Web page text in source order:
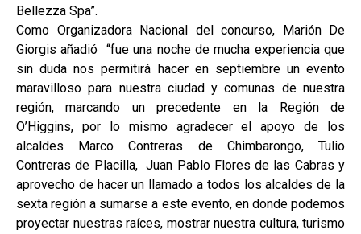
Bellezza Spa”.
Como Organizadora Nacional del concurso, Marión De
Giorgis añadió “fue una noche de mucha experiencia que
sin duda nos permitirá hacer en septiembre un evento
maravilloso para nuestra ciudad y comunas de nuestra
región, marcando un precedente en la Región de
O’Higgins, por lo mismo agradecer el apoyo de los
alcaldes Marco Contreras de Chimbarongo, Tulio
Contreras de Placilla, Juan Pablo Flores de las Cabras y
aprovecho de hacer un llamado a todos los alcaldes de la
sexta región a sumarse a este evento, en donde podemos
proyectar nuestras raíces, mostrar nuestra cultura, turismo